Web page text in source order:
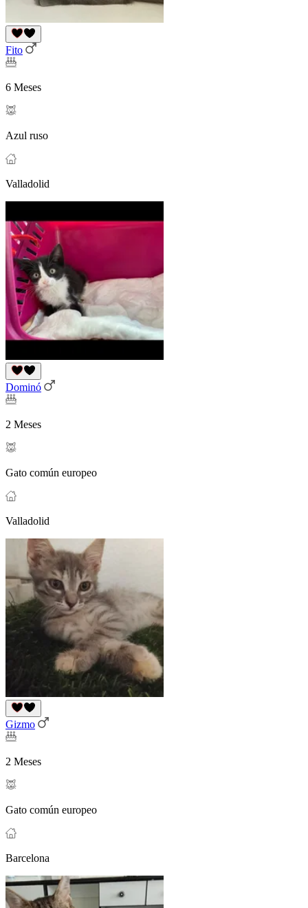
Fito
6 Meses
Azul ruso
Valladolid
Dominó
2 Meses
Gato común europeo
Valladolid
Gizmo
2 Meses
Gato común europeo
Barcelona